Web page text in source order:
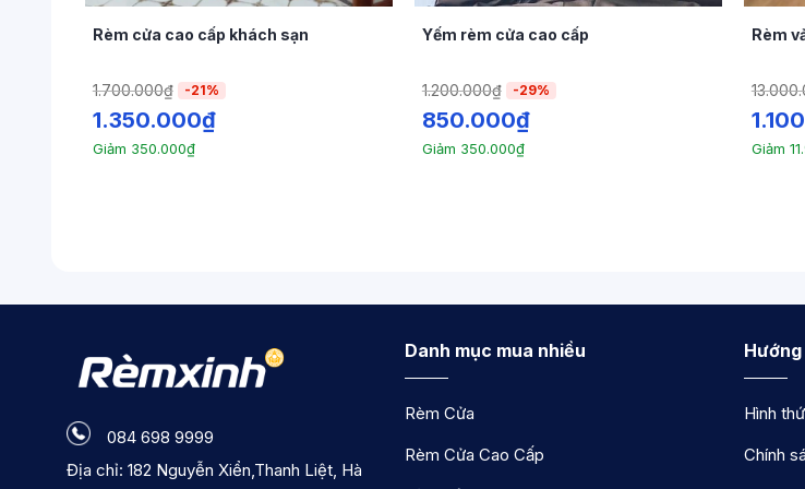
Rèm cửa cao cấp khách sạn
1.700.000₫ -21%
1.350.000₫
Giảm 350.000₫
Yếm rèm cửa cao cấp
1.200.000₫ -29%
850.000₫
Giảm 350.000₫
Rèm
Giảm
084 698 9999
Địa chỉ: 182 Nguyễn Xiển,Thanh Liệt, Hà
Danh mục mua nhiều
Rèm Cửa
Rèm Cửa Cao Cấp
Hình
Chính